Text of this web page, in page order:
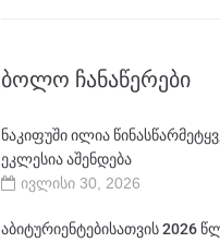
ᲑᲝᲚᲝ ᲩᲐᲜᲐᲬᲔᲠᲔᲑᲘ
ნაკიფუში ილია
ეკლესია აშენდება
ივლისი 30, 2026
აბიტურიენტებისათვის 2026